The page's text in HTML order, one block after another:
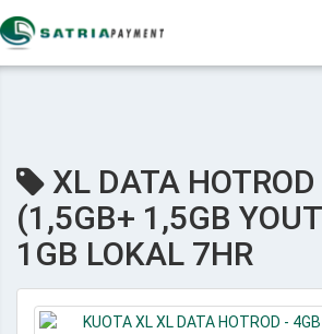
XL DATA
(1,5GB+ 1,5GB
1GB LOKAL 7HR